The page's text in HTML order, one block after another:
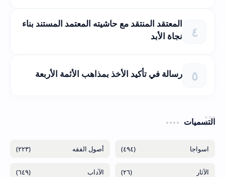
المعتقد المنتقد مع حاشيته المعتمد المستند بناء
نجاة الأبد
رسالة في تأكيد الأخذ بمذاهب الأئمة الأربعة
التسميات
(٤٩٤) (٢٢٣)
(٢٦) (٦٤٩)